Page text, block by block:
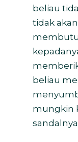
beliau
tidak
beliau
mungkin